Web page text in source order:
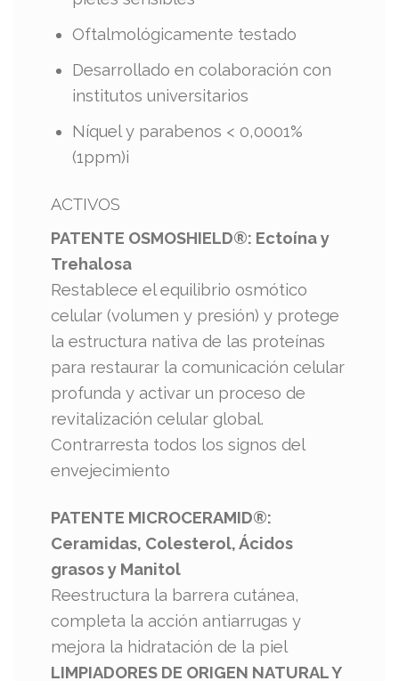
Oftalmológicamente testado
Desarrollado en colaboración con
institutos universitarios
Níquel y parabenos < 0,0001%
(1ppm)i​
ACTIVOS
PATENTE OSMOSHIELD®: Ectoína y
Trehalosa
Restablece el equilibrio osmótico
celular (volumen y presión) y protege
la estructura nativa de las proteínas
para restaurar la comunicación celular
profunda y activar un proceso de
revitalización celular global.
Contrarresta todos los signos del
envejecimiento
PATENTE MICROCERAMID®:
Ceramidas, Colesterol, Ácidos
grasos y Manitol
Reestructura la barrera cutánea,
completa la acción antiarrugas y
mejora la hidratación de la piel
LIMPIADORES DE ORIGEN NATURAL Y